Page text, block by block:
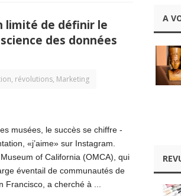
limité de définir le
des données
révolutions, Marketing
musées, le succès se chiffre -
«j’aime» sur Instagram.
of California (OMCA), qui
éventail de communautés de
Francisco, a cherché à ...
A